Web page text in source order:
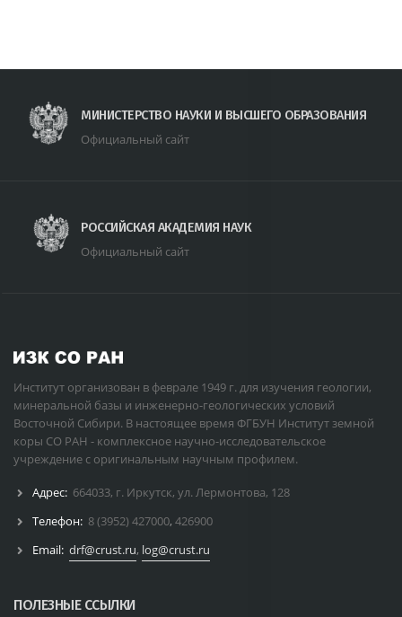
МИНИСТЕРСТВО НАУКИ И ВЫСШЕГО ОБРАЗОВАНИЯ
Официальный сайт
РОССИЙСКАЯ АКАДЕМИЯ НАУК
Официальный сайт
Институт организован в феврале 1949 г. для изучения геологии,
минеральной базы и инженерно-геологических условий
Восточной Сибири. В настоящее время ФГБУН Институт земной
коры СО РАН - комплексное научно-исследовательское
учреждение с оригинальным научным профилем.
Адрес: 664033, г. Иркутск, ул. Лермонтова, 128
Телефон: 8 (3952) 427000, 426900
Email: drf@crust.ru, log@crust.ru
ПОЛЕЗНЫЕ ССЫЛКИ